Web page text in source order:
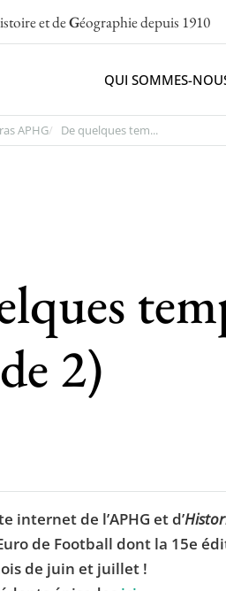
istoire et deGéographiedepuis 1910
QUI SOMMES-
APHG De quelques tem...
2)
internet de l’APHG et d’
de Football dont la 15e
de juin et juillet !